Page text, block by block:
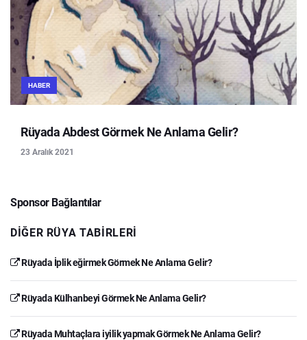
HABER
Rüyada Abdest Görmek Ne Anlama Gelir?
23 Aralık 2021
Sponsor Bağlantılar
DIĞER RÜYA TABIRLERI
Rüyada İplik eğirmek Görmek Ne Anlama Gelir?
Rüyada Külhanbeyi Görmek Ne Anlama Gelir?
Rüyada Muhtaçlara iyilik yapmak Görmek Ne Anlama Gelir?